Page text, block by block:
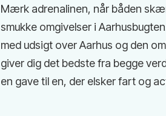
Mærk adrenalinen, når båden
smukke omgivelser i
med udsigt over Aarhus og den
giver dig det bedste fra begge
en gave til en, der elsker fart og